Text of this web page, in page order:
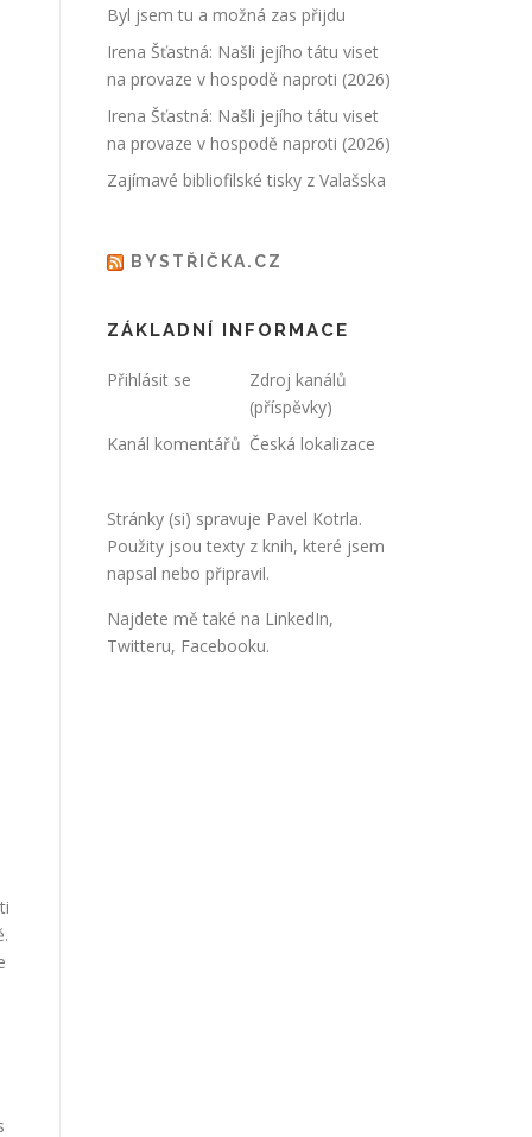
Byl jsem tu a možná zas přijdu
Irena Šťastná: Našli jejího tátu viset
na provaze v hospodě naproti (2026)
Irena Šťastná: Našli jejího tátu viset
na provaze v hospodě naproti (2026)
Zajímavé bibliofilské tisky z Valašska
BYSTŘIČKA.CZ
ZÁKLADNÍ INFORMACE
Přihlásit se
Zdroj kanálů
(příspěvky)
Kanál komentářů Česká lokalizace
Stránky (si) spravuje Pavel Kotrla.
Použity jsou texty z knih, které jsem
napsal nebo připravil.
Najdete mě také na LinkedIn,
Twitteru, Facebooku.